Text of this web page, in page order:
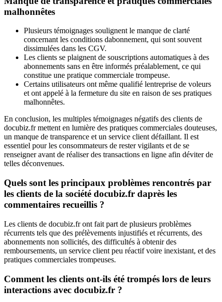
malhonnêtes
Plusieurs témoignages soulignent le manque de clarté
concernant les conditions dabonnement, qui sont souvent
dissimulées dans les CGV.
Les clients se plaignent de souscriptions automatiques à des
abonnements sans en être informés préalablement, ce qui
constitue une pratique commerciale trompeuse.
Certains utilisateurs ont même qualifié lentreprise de voleurs
et ont appelé à la fermeture du site en raison de ses pratiques
malhonnêtes.
En conclusion, les multiples témoignages négatifs des clients de
docubiz.fr mettent en lumière des pratiques commerciales douteuses,
un manque de transparence et un service client défaillant. Il est
essentiel pour les consommateurs de rester vigilants et de se
renseigner avant de réaliser des transactions en ligne afin déviter de
telles déconvenues.
Quels sont les principaux problèmes rencontrés par
les clients de la société docubiz.fr daprès les
commentaires recueillis ?
Les clients de docubiz.fr ont fait part de plusieurs problèmes
récurrents tels que des prélèvements injustifiés et récurrents, des
abonnements non sollicités, des difficultés à obtenir des
remboursements, un service client peu réactif voire inexistant, et des
pratiques commerciales trompeuses.
Comment les clients ont-ils été trompés lors de leurs
interactions avec docubiz.fr ?